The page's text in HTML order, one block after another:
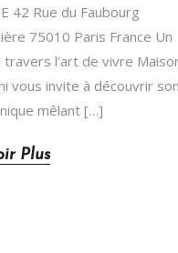
42 Rue du Faubourg
75010 Paris France Un
travers l’art de vivre
vous invite à découvrir son
mêlant […]
Plus